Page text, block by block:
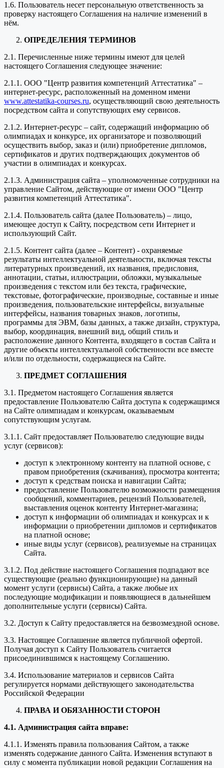
1.6. Пользователь несет персональную ответственность за
проверку настоящего Соглашения на наличие изменений в
нём.
ОПРЕДЕЛЕНИЯ ТЕРМИНОВ
2.1. Перечисленные ниже термины имеют для целей
настоящего Соглашения следующее значение:
2.1.1. ООО "Центр развития компетенций Аттестатика" –
интернет-ресурс, расположенный на доменном имени
www.attestatika-courses.ru, осуществляющий свою деятельность
посредством сайта и сопутствующих ему сервисов.
2.1.2. Интернет-ресурс – сайт, содержащий информацию об
олимпиадах и конкурсе, их организаторе и позволяющий
осуществить выбор, заказ и (или) приобретение дипломов,
сертификатов и других подтверждающих документов об
участии в олимпиадах и конкурсах.
2.1.3. Администрация сайта – уполномоченные сотрудники на
управление Сайтом, действующие от имени ООО "Центр
развития компетенций Аттестатика".
2.1.4. Пользователь сайта (далее Пользователь) – лицо,
имеющее доступ к Сайту, посредством сети Интернет и
использующий Сайт.
2.1.5. Контент сайта (далее – Контент) - охраняемые
результаты интеллектуальной деятельности, включая тексты
литературных произведений, их названия, предисловия,
аннотации, статьи, иллюстрации, обложки, музыкальные
произведения с текстом или без текста, графические,
текстовые, фотографические, производные, составные и иные
произведения, пользовательские интерфейсы, визуальные
интерфейсы, названия товарных знаков, логотипы,
программы для ЭВМ, базы данных, а также дизайн, структура,
выбор, координация, внешний вид, общий стиль и
расположение данного Контента, входящего в состав Сайта и
другие объекты интеллектуальной собственности все вместе
и/или по отдельности, содержащиеся на Сайте.
ПРЕДМЕТ СОГЛАШЕНИЯ
3.1. Предметом настоящего Соглашения является
предоставление Пользователю Сайта доступа к содержащимся
на Сайте олимпиадам и конкурсам, оказываемым
сопутствующим услугам.
3.1.1. Сайт предоставляет Пользователю следующие виды
услуг (сервисов):
доступ к электронному контенту на платной основе, с
правом приобретения (скачивания), просмотра контента;
доступ к средствам поиска и навигации Сайта;
предоставление Пользователю возможности размещения
сообщений, комментариев, рецензий Пользователей,
выставления оценок контенту Интернет-магазина;
доступ к информации об олимпиадах и конкурсах и к
информации о приобретении дипломов и сертификатов
на платной основе;
иные виды услуг (сервисов), реализуемые на страницах
Сайта.
3.1.2. Под действие настоящего Соглашения подпадают все
существующие (реально функционирующие) на данный
момент услуги (сервисы) Сайта, а также любые их
последующие модификации и появляющиеся в дальнейшем
дополнительные услуги (сервисы) Сайта.
3.2. Доступ к Сайту предоставляется на безвозмездной основе.
3.3. Настоящее Соглашение является публичной офертой.
Получая доступ к Сайту Пользователь считается
присоединившимся к настоящему Соглашению.
3.4. Использование материалов и сервисов Сайта
регулируется нормами действующего законодательства
Российской Федерации
ПРАВА И ОБЯЗАННОСТИ СТОРОН
4.1. Администрация сайта вправе:
4.1.1. Изменять правила пользования Сайтом, а также
изменять содержание данного Сайта. Изменения вступают в
силу с момента публикации новой редакции Соглашения на